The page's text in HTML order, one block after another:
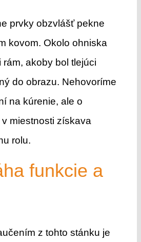
prvky obzvlášť pekne
kovom. Okolo ohniska
akoby bol tlejúci
do obrazu. Nehovoríme
na kúrenie, ale o
miestnosti získava
rolu.
funkcie a
z tohto stánku je